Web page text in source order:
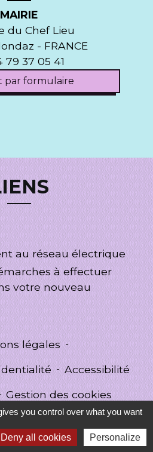
MAIRIE
du Chef Lieu
- FRANCE
79 37 05 41
par formulaire
au réseau électrique
à effectuer
votre nouveau
légales -
- Accessibilité
Gestion des cookies
avec Réseau des Communes
you control over what you want
Deny all cookies Personalize